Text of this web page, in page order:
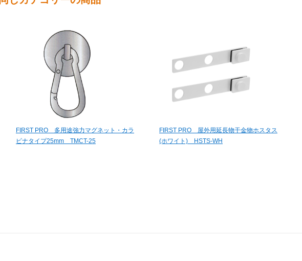
FIRST PRO 多用途強力マグネット・カラ
ビナタイプ25mm TMCT-25
FIRST PRO 屋外用延長物干金物ホスタス
(ホワイト) HSTS-WH